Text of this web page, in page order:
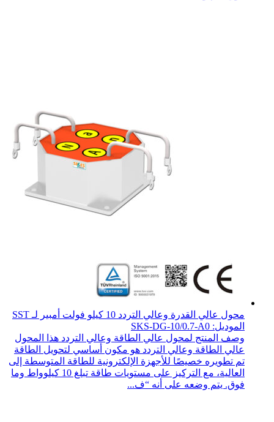
محول عالي القدرة وعالي التردد 10 كيلو فولت أمبير لـ SST
الموديل: SKS-DG-10/0.7-A0
وصف المنتج لمحول عالي الطاقة وعالي التردد هذا المحول
عالي الطاقة وعالي التردد هو مكون أساسي لتحويل الطاقة
تم تطويره خصيصًا للأجهزة الإلكترونية للطاقة المتوسطة إلى
العالية، مع التركيز على مستويات طاقة تبلغ 10 كيلوواط وما
فوق. يتم وضعه على أنه “ف...